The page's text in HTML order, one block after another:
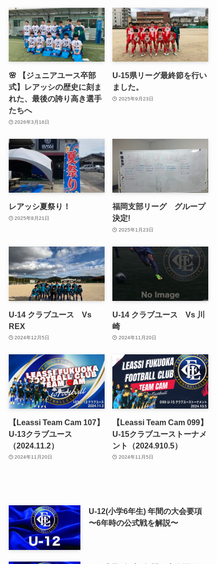
🌸 【ジュニアユース卒部
式】レアッシの歴史に刻ま
れた、最後の誇り高き選手
たちへ
2026年3月16日
U-15県リーグ最終節を行い
ました。
2025年9月23日
レアッシ夏祭り！
2025年8月21日
福岡支部リーグ グループ
決定!
2025年1月23日
U-14 クラブユース Vs
REX
2024年12月5日
U-14 クラブユース Vs 川
崎
2024年11月20日
【Leassi Team Cam 107】
U-13クラブユース
（2024.11.2）
2024年11月20日
【Leassi Team Cam 099】
U-15クラブユーストーナメ
ント（2024.910.5）
2024年11月5日
U-12(小学6年生) 年間の大会要項
〜6年時の公式戦を解説〜